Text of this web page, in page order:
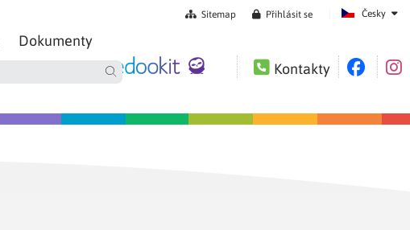
Česky
Sitemap Přihlásit se
Kontakty
Dokumenty